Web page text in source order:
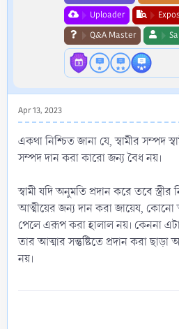
Uploader
Q&A Master
Apr 13, 2023
একথা নিশ্চিত জানা যে, স্বামীর সম্পদ
সম্পদ দান করা কারো জন্য বৈধ নয়।
স্বামী যদি অনুমতি প্রদান করে তবে
আত্মীয়ের জন্য দান করা জায়েয, কোনো
পেলে এরূপ করা হালাল নয়। কেননা
তার আত্মার সন্তুষ্টিতে প্রদান করা ছাড়া
নয়।